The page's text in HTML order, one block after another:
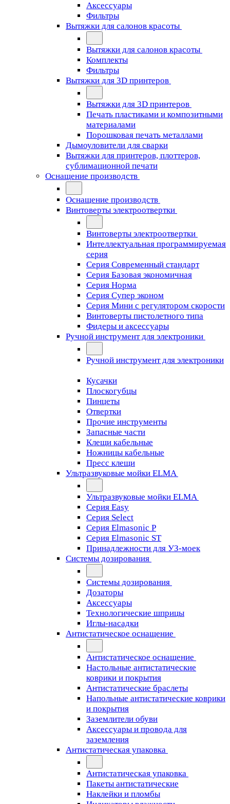
Аксессуары
Фильтры
Вытяжки для салонов красоты
Вытяжки для салонов красоты
Комплекты
Фильтры
Вытяжки для 3D принтеров
Вытяжки для 3D принтеров
Печать пластиками и композитными
материалами
Порошковая печать металлами
Дымоуловители для сварки
Вытяжки для принтеров, плоттеров,
сублимационной печати
Оснащение производств
Оснащение производств
Винтоверты электроотвертки
Винтоверты электроотвертки
Интеллектуальная программируемая
серия
Серия Современный стандарт
Серия Базовая экономичная
Серия Норма
Серия Cупер эконом
Серия Мини с регулятором скорости
Винтоверты пистолетного типа
Фидеры и аксессуары
Ручной инструмент для электроники
Ручной инструмент для электроники
Кусачки
Плоскогубцы
Пинцеты
Отвертки
Прочие инструменты
Запасные части
Клещи кабельные
Ножницы кабельные
Пресс клещи
Ультразвуковые мойки ELMA
Ультразвуковые мойки ELMA
Серия Easy
Серия Select
Серия Elmasonic P
Серия Elmasonic ST
Принадлежности для УЗ-моек
Системы дозирования
Системы дозирования
Дозаторы
Аксессуары
Технологические шприцы
Иглы-насадки
Антистатическое оснащение
Антистатическое оснащение
Настольные антистатические
коврики и покрытия
Антистатические браслеты
Напольные антистатические коврики
и покрытия
Заземлители обуви
Аксессуары и провода для
заземления
Антистатическая упаковка
Антистатическая упаковка
Пакеты антистатические
Наклейки и пломбы